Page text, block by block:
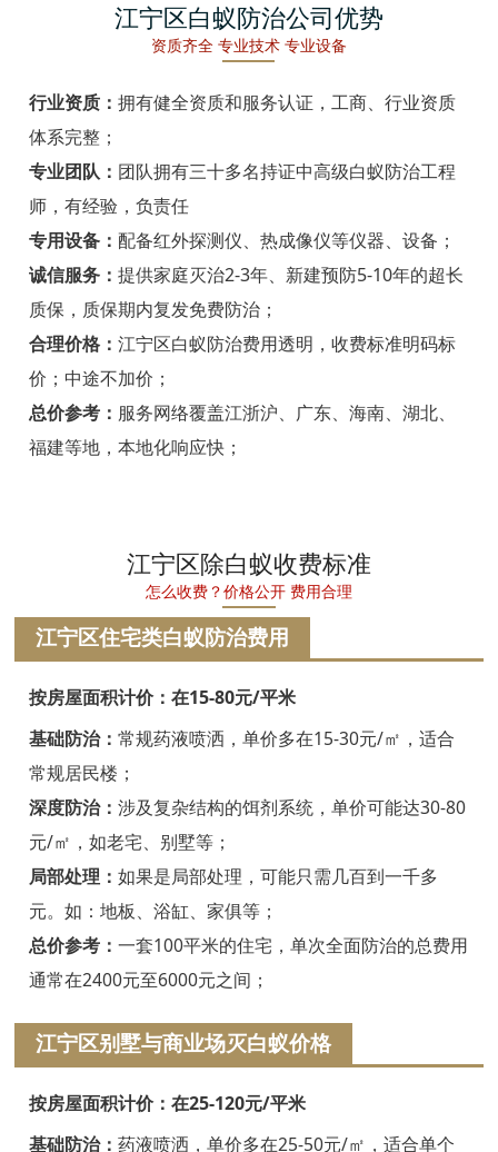
象山白蚁防治
温州白蚁防治
瑞安白蚁防治
乐清白蚁防治
龙港白蚁防治
永嘉白蚁防治
平阳白蚁防治
嘉兴白蚁防治
平湖白蚁防治
海宁白蚁防治
嘉善白蚁防治
海盐白蚁防治
湖州白蚁防治
长兴白蚁防治
安吉白蚁防治
江宁区白蚁防治公司优势
资质齐全 专业技术 专业设备
行业资质： 拥有健全资质和服务认证，工商、行业资质
体系完整；
专业团队： 团队拥有三十多名持证中高级白蚁防治工程
师，有经验，负责任
专用设备： 配备红外探测仪、热成像仪等仪器、设备；
诚信服务： 提供家庭灭治2-3年、新建预防5-10年的超长
质保，质保期内复发免费防治；
合理价格： 江宁区白蚁防治费用透明，收费标准明码标
价；中途不加价；
总价参考： 服务网络覆盖江浙沪、广东、海南、湖北、
福建等地，本地化响应快；
江宁区除白蚁收费标准
怎么收费？价格公开 费用合理
江宁区住宅类白蚁防治费用
按房屋面积计价：在15-80元/平米
基础防治： 常规药液喷洒，单价多在15-30元/㎡，适合
常规居民楼；
深度防治： 涉及复杂结构的饵剂系统，单价可能达30-80
元/㎡，如老宅、别墅等；
局部处理： 如果是局部处理，可能只需几百到一千多
元。如：地板、浴缸、家俱等；
总价参考： 一套100平米的住宅，单次全面防治的总费用
通常在2400元至6000元之间；
江宁区别墅与商业场灭白蚁价格
按房屋面积计价：在25-120元/平米
基础防治： 药液喷洒，单价多在25-50元/㎡，适合单个